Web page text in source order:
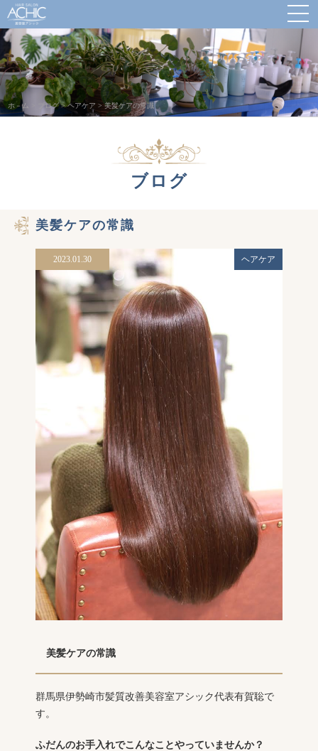
ホ－ム ブログ>ヘアケア >美髪ケアの常識
ブログ
美髪ケアの常識
2023.01.30 ヘアケア
美髪ケアの常識
群馬県伊勢崎市髪質改善美容室アシック代表有賀聡で
す。
ふだんのお手入れでこんなことやっていませんか？